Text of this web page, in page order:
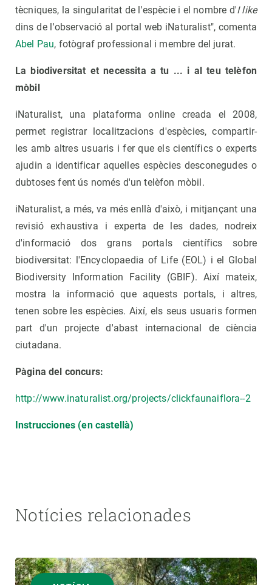
tècniques, la singularitat de l'espècie i el nombre d'I like
dins de l'observació al portal web iNaturalist", comenta
Abel Pau, fotògraf professional i membre del jurat.
La biodiversitat et necessita a tu ... i al teu telèfon
mòbil
iNaturalist, una plataforma online creada el 2008,
permet registrar localitzacions d'espècies, compartir-
les amb altres usuaris i fer que els científics o experts
ajudin a identificar aquelles espècies desconegudes o
dubtoses fent ús només d'un telèfon mòbil.
iNaturalist, a més, va més enllà d'això, i mitjançant una
revisió exhaustiva i experta de les dades, nodreix
d'informació dos grans portals científics sobre
biodiversitat: l'Encyclopaedia of Life (EOL) i el Global
Biodiversity Information Facility (GBIF). Així mateix,
mostra la informació que aquests portals, i altres,
tenen sobre les espècies. Així, els seus usuaris formen
part d'un projecte d'abast internacional de ciència
ciutadana.
Pàgina del concurs:
http://www.inaturalist.org/projects/clickfaunaiflora--2
Instrucciones (en castellà)
Notícies relacionades